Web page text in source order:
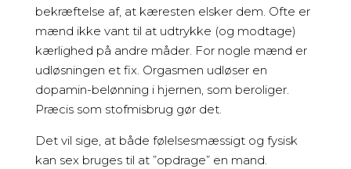
bekræftelse af, at kæresten elsker dem. Ofte er
mænd ikke vant til at udtrykke (og modtage)
kærlighed på andre måder. For nogle mænd er
udløsningen et fix. Orgasmen udløser en
dopamin-belønning i hjernen, som beroliger.
Præcis som stofmisbrug gør det.
Det vil sige, at både følelsesmæssigt og fysisk
kan sex bruges til at ”opdrage” en mand.